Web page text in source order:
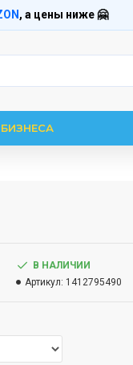
, а цены ниже 🤗
В НАЛИЧИИ
Артикул: 1412795490